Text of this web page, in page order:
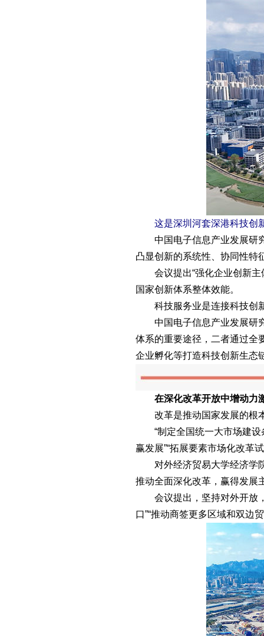
这是深圳河套深港科技创新
中国电子信息产业发展研究
凸显创新的系统性、协同性特
会议提出“强化企业创新主
国家创新体系整体效能。
科技服务业是连接科技创新
中国电子信息产业发展研究
体系的重要途径，二者通过全
企业孵化等打造科技创新生态
在深化改革开放中增动力
改革是推动国家发展的根
“制定全国统一大市场建设条
赢发展”“拓展要素市场化改
对外经济贸易大学经济学院
推动全面深化改革，赢得发展
会议提出，坚持对外开放，
口”“推动商签更多区域和双边